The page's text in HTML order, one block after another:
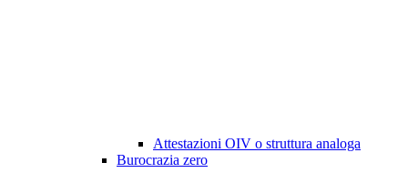
Attestazioni OIV o struttura analoga
Burocrazia zero